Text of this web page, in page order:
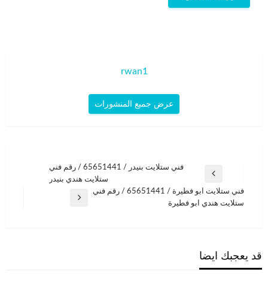
rwan1
عرض جميع المنشورات
المقالات
المقالة
السابقة
فني ستلايت بنيدر / 65651441 / رقم فني
ستلايت هندي بنيدر
المقالة
فني ستلايت ابو فطيرة / 65651441 / رقم فني
ستلايت هندي ابو فطيرة
قد يعجبك ايضا